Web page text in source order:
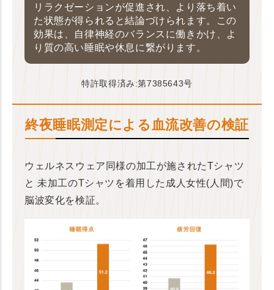
リラクゼーションが促進され、より落ち着い
た状態が得られると結論づけられます。この
効果は、自律神経のバランスに働きかけ、よ
り質の高い睡眠や休息に繋がります。
特許取得済み:第7385643号
終夜睡眠測定による血流改善の検証
ウェルネスウェア同様の加工が施されたTシャツ
と 未加工のTシャツを着用した成人女性(人間)で
脳波変化を検証。